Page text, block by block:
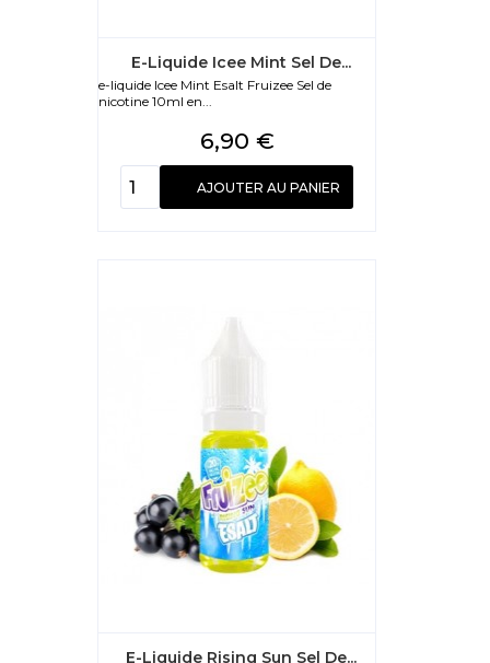
E-Liquide Icee Mint Sel De...
e-liquide Icee Mint Esalt Fruizee Sel de
nicotine 10ml en...
Prix
6,90 €
AJOUTER AU PANIER
E-Liquide Rising Sun Sel De...